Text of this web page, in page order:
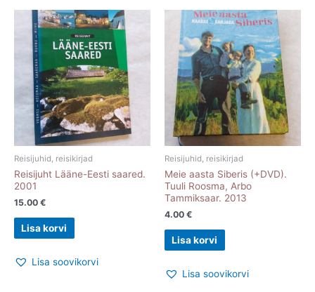
Reisijuhid, reisikirjad
Reisijuht Lääne-Eesti saared.
2001
15.00 €
Lisa korvi
Lisa soovikorvi
Reisijuhid, reisikirjad
Meie aasta Siberis (+DVD).
Tuuli Roosma, Arbo
Tammiksaar. 2013
4.00 €
Lisa korvi
Lisa soovikorvi